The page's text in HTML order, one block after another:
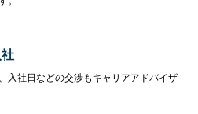
入社日などの交渉もキャリアアドバイザ